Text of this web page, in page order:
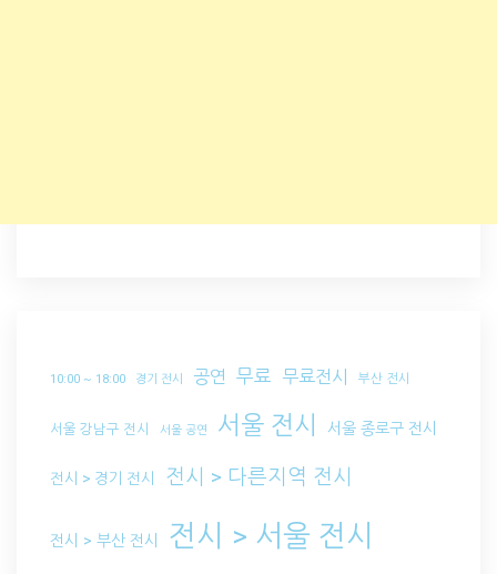
10:00 ~ 18:00 경기 전시 공연 무료 무료전시 부산 전시
서울 강남구 전시 서울 공연 서울 전시 서울 종로구 전시
전시 > 경기 전시 전시 > 다른지역 전시
전시 > 부산 전시 전시 > 서울 전시